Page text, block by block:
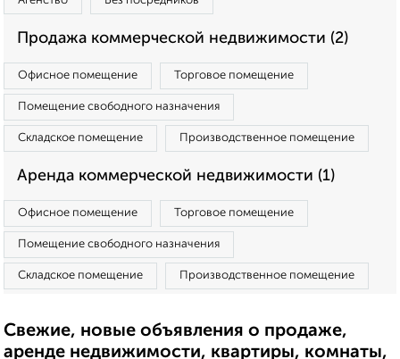
Продажа коммерческой недвижимости (2)
Офисное помещение Торговое помещение
Помещение свободного назначения
Складское помещение Производственное помещение
Аренда коммерческой недвижимости (1)
Офисное помещение Торговое помещение
Помещение свободного назначения
Складское помещение Производственное помещение
Свежие, новые объявления о продаже,
аренде недвижимости, квартиры, комнаты,